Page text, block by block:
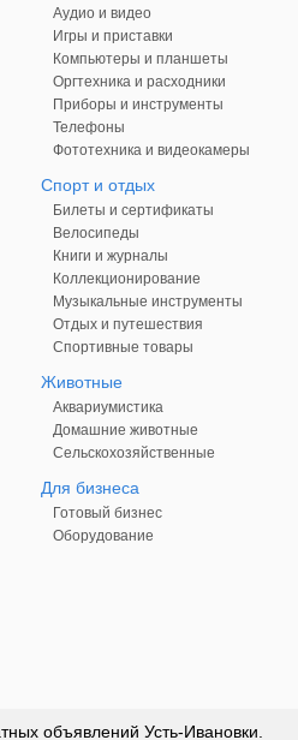
Аудио и видео
Игры и приставки
Компьютеры и планшеты
Оргтехника и расходники
Приборы и инструменты
Телефоны
Фототехника и видеокамеры
Спорт и отдых
Билеты и сертификаты
Велосипеды
Книги и журналы
Коллекционирование
Музыкальные инструменты
Отдых и путешествия
Спортивные товары
Животные
Аквариумистика
Домашние животные
Сельскохозяйственные
Для бизнеса
Готовый бизнес
Оборудование
объявлений Усть-Ивановки.